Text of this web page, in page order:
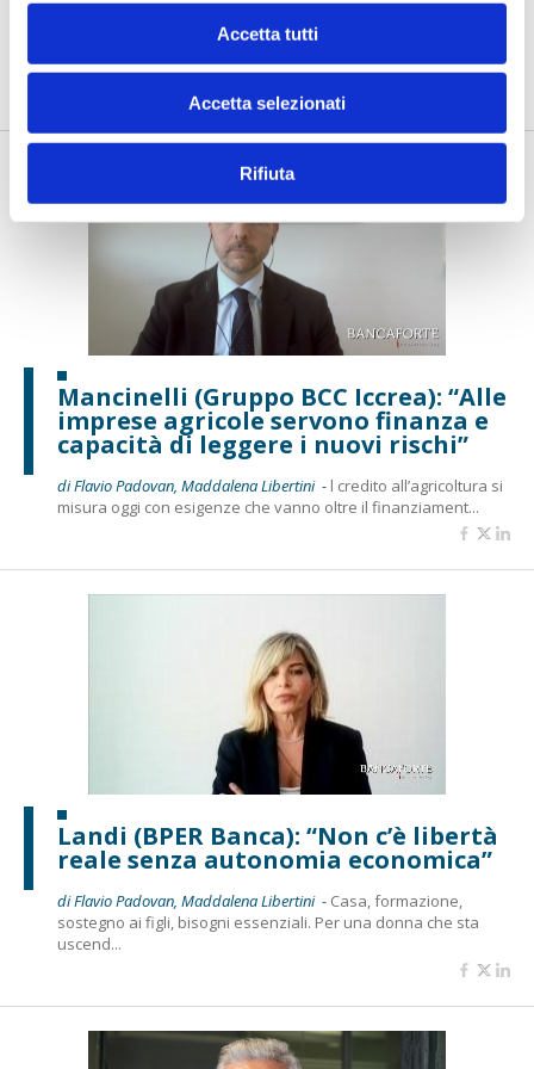
Accetta tutti
Accetta selezionati
Rifiuta
di Flavio Padovan, Maddalena Libertini -
realizzati con l'AI funzionano. Spesso sorprendono per la
qualità ...
Mancinelli (Gruppo BCC Iccrea): “Alle
imprese agricole servono finanza e
capacità di leggere i nuovi rischi”
di Flavio Padovan, Maddalena Libertini - l credito all’agricoltura si
misura oggi con esigenze che vanno oltre il finanziament...
Landi (BPER Banca): “Non c’è libertà
reale senza autonomia economica”
di Flavio Padovan, Maddalena Libertini - Casa, formazione,
sostegno ai figli, bisogni essenziali. Per una donna che sta
uscend...